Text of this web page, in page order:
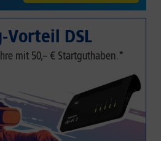
Vorteil DSL
mit 50,– € Startguthaben.*